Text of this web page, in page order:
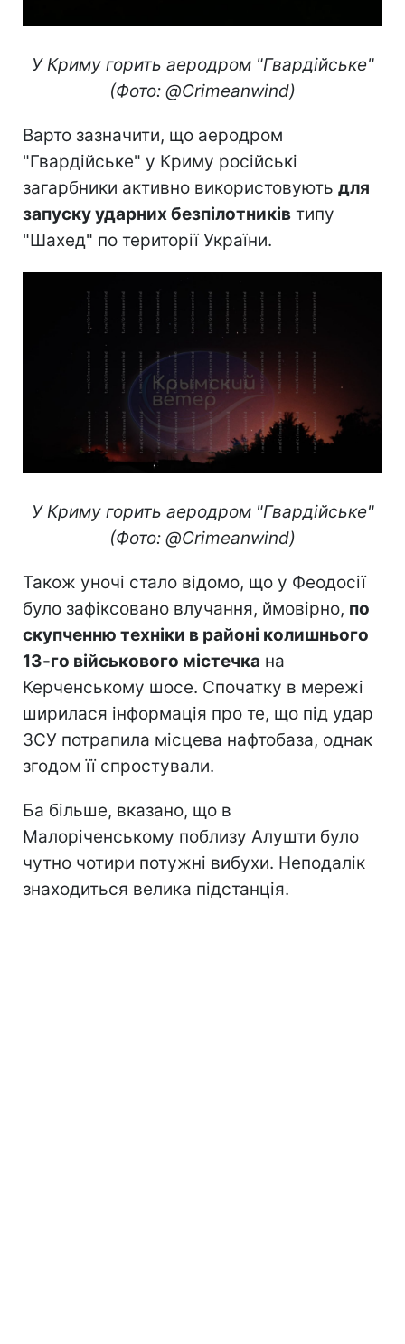
У Криму горить аеродром "Гвардійське"
(Фото: @Crimeanwind)
Варто зазначити, що аеродром
"Гвардійське" у Криму російські
загарбники активно використовують для
запуску ударних безпілотників типу
"Шахед" по території України.
У Криму горить аеродром "Гвардійське"
(Фото: @Crimeanwind)
Також уночі стало відомо, що у Феодосії
було зафіксовано влучання, ймовірно, по
скупченню техніки в районі колишнього
13-го військового містечка на
Керченському шосе. Спочатку в мережі
ширилася інформація про те, що під удар
ЗСУ потрапила місцева нафтобаза, однак
згодом її спростували.
Ба більше, вказано, що в
Малоріченському поблизу Алушти було
чутно чотири потужні вибухи. Неподалік
знаходиться велика підстанція.